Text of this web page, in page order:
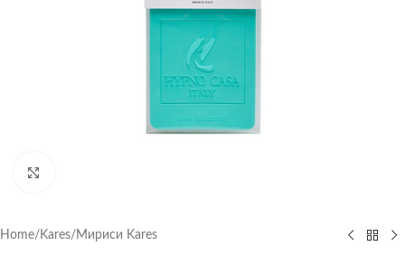
Home/ Kares/ Мириси Kares